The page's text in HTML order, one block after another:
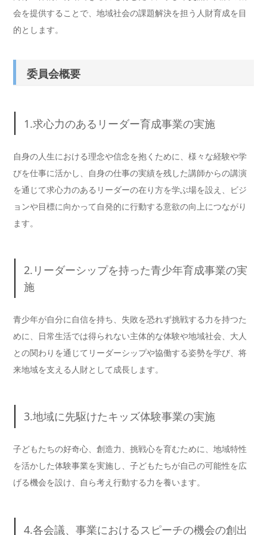
会を提供することで、地域社会の課題解決を担う人財育成を目
的とします。
委員会概要
1.求心力のあるリーダー育成事業の実施
自身の人生における理念や信念を抱くために、様々な経験や学
びを仕事に活かし、自身の仕事の実績を残した講師からの講演
を通じて求心力のあるリーダーの在り方を学ぶ場を設え、ビジ
ョンや目標に向かって自発的に行動する意欲の向上につながり
ます。
2.リーダーシップを持った青少年育成事業の実
施
青少年が自分に自信を持ち、失敗を恐れず挑戦する力を持つた
めに、日常生活では得られない主体的な体験や地域社会、大人
との関わりを通じてリーダーシップや協働する姿勢を学び、将
来地域を支える人財として成長します。
3.地域に先駆けたキッズ体験事業の実施
子どもたちの好奇心、創造力、挑戦心を育むために、地域特性
を活かした体験事業を実施し、子どもたちが自己の可能性を広
げる機会を設け、自ら考え行動する力を養います。
4.各会議、事業におけるスピーチの機会の創出